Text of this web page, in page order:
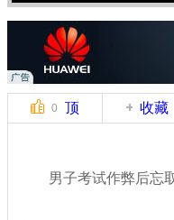
0 顶 收藏
男子考试作弊后忘取